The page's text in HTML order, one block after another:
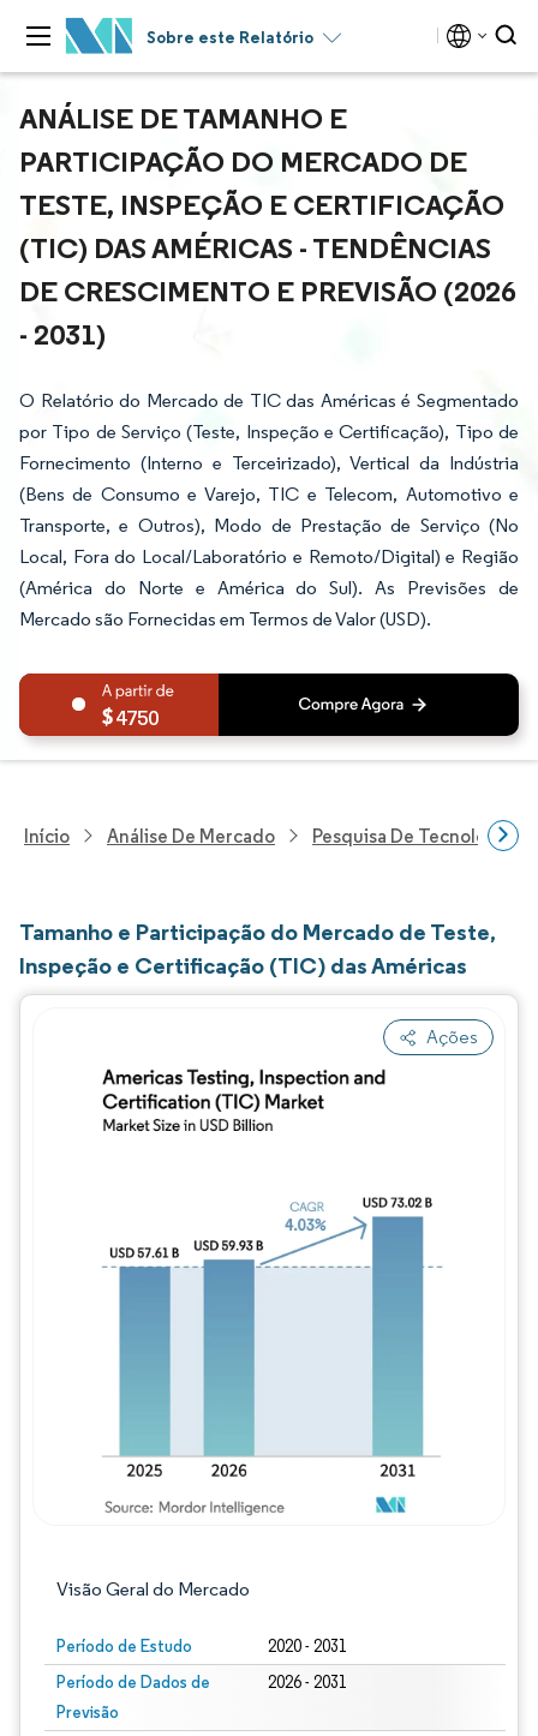
Sobre este Relatório
ANÁLISE DE TAMANHO E
PARTICIPAÇÃO DO MERCADO DE
TESTE, INSPEÇÃO E CERTIFICAÇÃO
(TIC) DAS AMÉRICAS - TENDÊNCIAS
DE CRESCIMENTO E PREVISÃO (2026
- 2031)
O Relatório do Mercado de TIC das Américas é Segmentado
por Tipo de Serviço (Teste, Inspeção e Certificação), Tipo de
Fornecimento (Interno e Terceirizado), Vertical da Indústria
(Bens de Consumo e Varejo, TIC e Telecom, Automotivo e
Transporte, e Outros), Modo de Prestação de Serviço (No
Local, Fora do Local/Laboratório e Remoto/Digital) e Região
(América do Norte e América do Sul). As Previsões de
Mercado são Fornecidas em Termos de Valor (USD).
4750
Início Análise De Mercado Pesquisa De Tecnologia,
Tamanho e Participação do Mercado de Teste,
Inspeção e Certificação (TIC) das Américas
Ações
Visão Geral do Mercado
Período de Estudo 2020 - 2031
Período de Dados de
Previsão
2026 - 2031